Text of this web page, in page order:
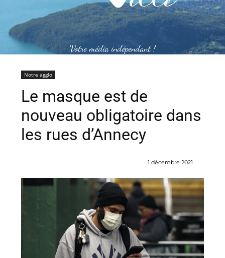
Votre média indépendant !
Notre agglo
Le masque est de
nouveau obligatoire dans
les rues d’Annecy
1 décembre 2021